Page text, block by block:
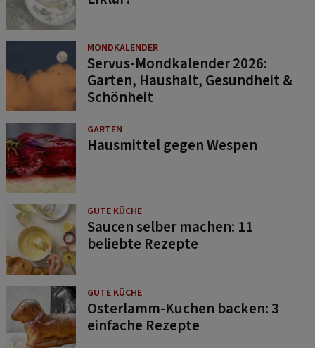
MONDKALENDER
Servus-Mondkalender 2026:
Garten, Haushalt, Gesundheit &
Schönheit
GARTEN
Hausmittel gegen Wespen
GUTE KÜCHE
Saucen selber machen: 11
beliebte Rezepte
GUTE KÜCHE
Osterlamm-Kuchen backen: 3
einfache Rezepte